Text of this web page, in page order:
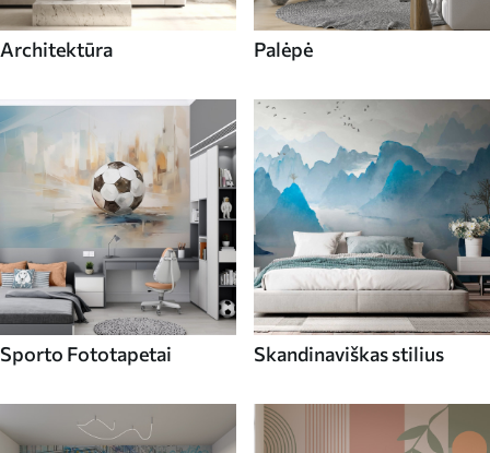
Architektūra Palėpė
Sporto Fototapetai Skandinaviškas stilius